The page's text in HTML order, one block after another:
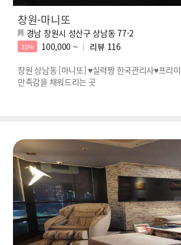
창원-마니또
경남 창원시 성산구 상남동 77-2
10% 100,000 ~ 리뷰 116
창원 상남동 [마니또] ♥실력짱 한국관리사♥프리
만족감을 채워드리는 곳